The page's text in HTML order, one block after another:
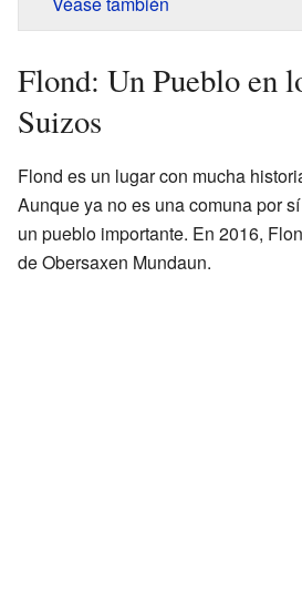
Flond: Un Pueblo en
Suizos
Flond es un lugar con mucha
Aunque ya no es una comuna por
un pueblo importante. En 2016,
de Obersaxen Mundaun.